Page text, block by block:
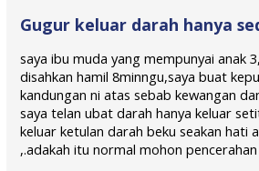
Gugur keluar darah hanya
saya ibu muda yang mempunyai anak
disahkan hamil 8minngu,saya buat
kandungan ni atas sebab kewangan
saya telan ubat darah hanya keluar
keluar ketulan darah beku seakan hati
,.adakah itu normal mohon